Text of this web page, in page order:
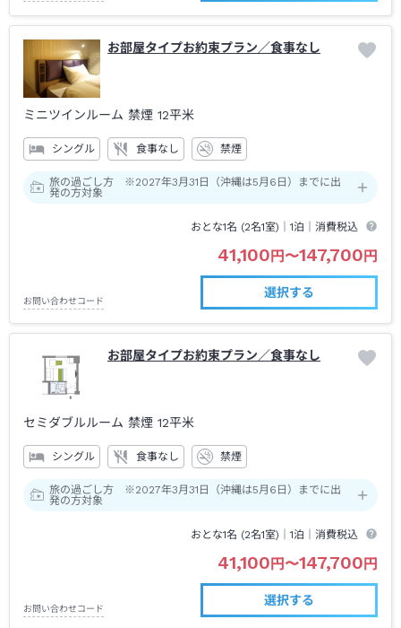
お部屋タイプお約束プラン／食事なし
ミニツインルーム 禁煙 12平米
シングル 食事なし 禁煙
旅の過ごし方 ※2027年3月31日（沖縄は5月6日）までに出
発の方対象
おとな1名 (2名1室)｜1泊 ｜消費税込
41,100円〜147,700円
お問い合わせコード
選択する
お部屋タイプお約束プラン／食事なし
セミダブルルーム 禁煙 12平米
シングル 食事なし 禁煙
旅の過ごし方 ※2027年3月31日（沖縄は5月6日）までに出
発の方対象
おとな1名 (2名1室)｜1泊 ｜消費税込
41,100円〜147,700円
お問い合わせコード
選択する